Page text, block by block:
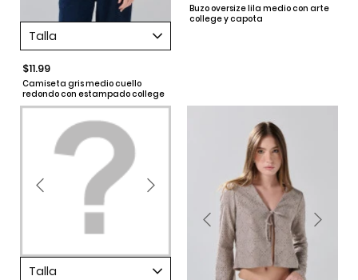
Talla
$11.99
Camiseta gris medio cuello
redondo con estampado college
Buzo oversize lila medio con arte
college y capota
Talla